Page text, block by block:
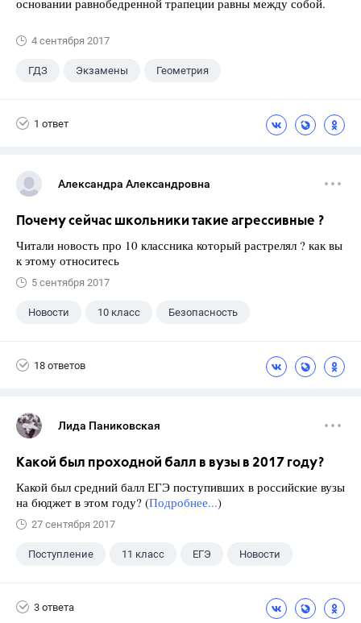
основании равнобедренной трапеции равны между собой.
4 сентября 2017
ГДЗ Экзамены Геометрия
1 ответ
Александра Александровна
Почему сейчас школьники такие агрессивные ?
Читали новость про 10 классника который растрелял ? как вы
к этому относитесь
5 сентября 2017
Новости 10 класс Безопасность
18 ответов
Лида Паниковская
Какой был проходной балл в вузы в 2017 году?
Какой был средний балл ЕГЭ поступивших в российские вузы
на бюджет в этом году? (Подробнее...)
27 сентября 2017
Поступление 11 класс ЕГЭ Новости
3 ответа